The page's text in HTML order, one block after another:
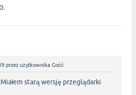
przez użytkownika Gość
starą wersję przeglądarki